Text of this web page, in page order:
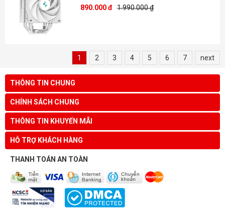
890.000 đ 1.990.000 ₫
1 2 3 4 5 6 7 next
THÔNG TIN CHUNG
CHÍNH SÁCH CHUNG
THÔNG TIN KHUYẾN MÃI
HỖ TRỢ KHÁCH HÀNG
THANH TOÁN AN TOÀN